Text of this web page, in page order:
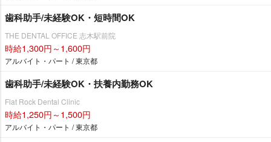
歯科助手/未経験OK・短時間OK
THE DENTAL OFFICE 志木駅前院
時給1,300円～1,600円
アルバイト・パート / 東京都
歯科助手/未経験OK・扶養内勤務OK
Flat Rock Dental Clinic
時給1,250円～1,500円
アルバイト・パート / 東京都